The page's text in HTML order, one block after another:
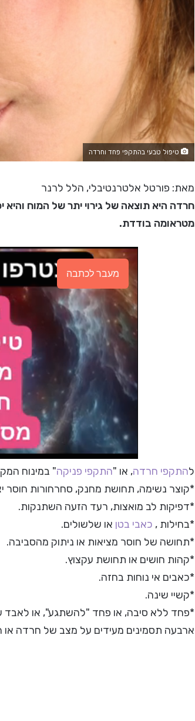
טיפול טבעי בהתקפי פחד וחרדה
מאת: פורטל אלטרנטיבלי, הלל לרנר
חרדה היא תוצאה של גירוי יתר של המוח
מטראומה בודדת.
מעבר לכתבה
להתקפי חרדה, או "התקפי פניקה" במינוח
*קוצר נשימה, תחושת מחנק, סחרחורות חוסר
*דפיקות לב מואצות, רעד הזעה השתנקות.
*בחילות , כאבי בטן או שלשולים.
*תחושה של חוסר מציאות או ניתוק מהסביבה.
*קהות חושים או תחושת עקצוץ.
*כאבים אי נוחות בחזה.
*קשיי שינה.
*פחד ללא סיבה, או פחד "להשתגע", או לאבד
ארבעה תסמינים מעידים על מצב של חרדה או